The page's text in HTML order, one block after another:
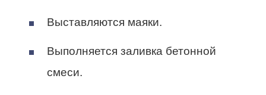
Выставляются маяки.
Выполняется заливка бетонной
смеси.